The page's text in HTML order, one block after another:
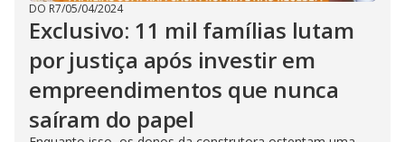
DO R7/05/04/2024
Exclusivo: 11 mil famílias lutam
por justiça após investir em
empreendimentos que nunca
saíram do papel